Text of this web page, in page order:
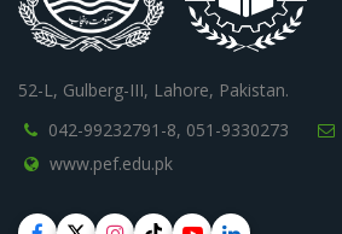
52-L, Gulberg-III, Lahore, Pakistan.
042-99232791-8, 051-9330273
www.pef.edu.pk